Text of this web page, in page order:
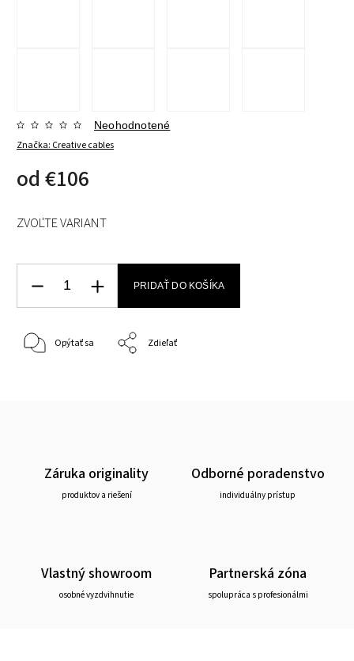
Značka: Creative cables
Neohodnotené
od €106
ZVOĽTE VARIANT
PRIDAŤ DO KOŠÍKA
Opýtať sa Zdieľať
Záruka originality
produktov a riešení
Odborné poradenstvo
individuálny prístup
Vlastný showroom
osobné vyzdvihnutie
Partnerská zóna
spolupráca s profesionálmi